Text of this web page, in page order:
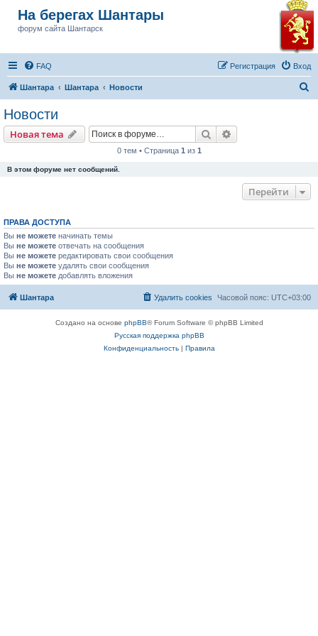
На берегах Шантары
форум сайта Шантарск
FAQ Вход
Регистрация
Шантара Шантара Новости
Новости
Новая тема Поиск
0 тем • Страница 1 из 1
В этом форуме нет сообщений.
Перейти
ПРАВА ДОСТУПА
Вы не можете начинать темы
Вы не можете отвечать на сообщения
Вы не можете редактировать свои сообщения
Вы не можете удалять свои сообщения
Вы не можете добавлять вложения
Шантара Часовой пояс: UTC+03:00
Удалить cookies
Создано на основе phpBB® Forum Software © phpBB Limited
Русская поддержка phpBB
Конфиденциальность| Правила